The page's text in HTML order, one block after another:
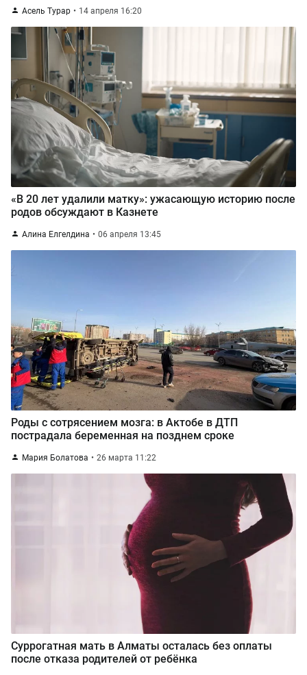
Асель Турар 14 апреля 16:20
«В 20 лет удалили матку»: ужасающую историю после
родов обсуждают в Казнете
Алина Елгелдина 06 апреля 13:45
Роды с сотрясением мозга: в Актобе в ДТП
пострадала беременная на позднем сроке
Мария Болатова 26 марта 11:22
Суррогатная мать в Алматы осталась без оплаты
после отказа родителей от ребёнка